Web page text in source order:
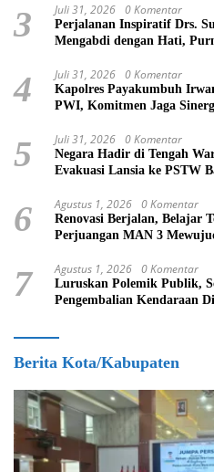
3 Juli 31, 2026 0 Komentar
Perjalanan Inspiratif Drs.
Mengabdi dengan Hati,
4 Juli 31, 2026 0 Komentar
Kapolres Payakumbuh
PWI, Komitmen Jaga
5 Juli 31, 2026 0 Komentar
Negara Hadir di Tengah
Evakuasi Lansia ke PSTW
6 Agustus 1, 2026 0 Komentar
Renovasi Berjalan, Belajar
Perjuangan MAN 3
7 Agustus 1, 2026 0 Komentar
Luruskan Polemik Publik,
Pengembalian Kendaraan
Berita Kota/Kabupaten